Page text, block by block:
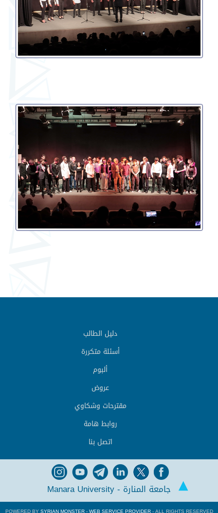
دليل الطالب
أسئلة متكررة
ألبوم
عروض
مقترحات وشكاوي
روابط هامة
اتصل بنا
جامعة المنارة - Manara University